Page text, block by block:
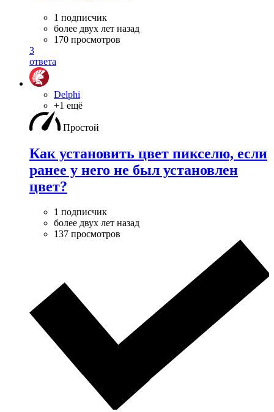
1 подписчик
более двух лет назад
170 просмотров
3
ответа
Delphi
+1 ещё
Простой
Как установить цвет пикселю, если
ранее у него не был установлен
цвет?
1 подписчик
более двух лет назад
137 просмотров